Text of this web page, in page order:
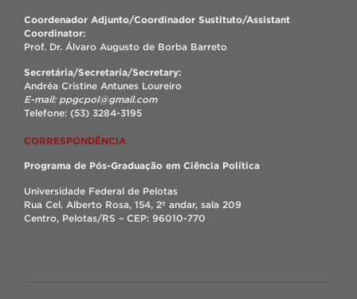
Coordenador Adjunto/Coordinador Sustituto/Assistant
Coordinator:
Prof. Dr. Álvaro Augusto de Borba Barreto
Secretária/Secretaría/Secretary:
Andréa Cristine Antunes Loureiro
E-mail: ppgcpol@gmail.com
Telefone: (53) 3284-3195
CORRESPONDÊNCIA
Programa de Pós-Graduação em Ciência Política
Universidade Federal de Pelotas
Rua Cel. Alberto Rosa, 154, 2º andar, sala 209
Centro, Pelotas/RS – CEP: 96010-770